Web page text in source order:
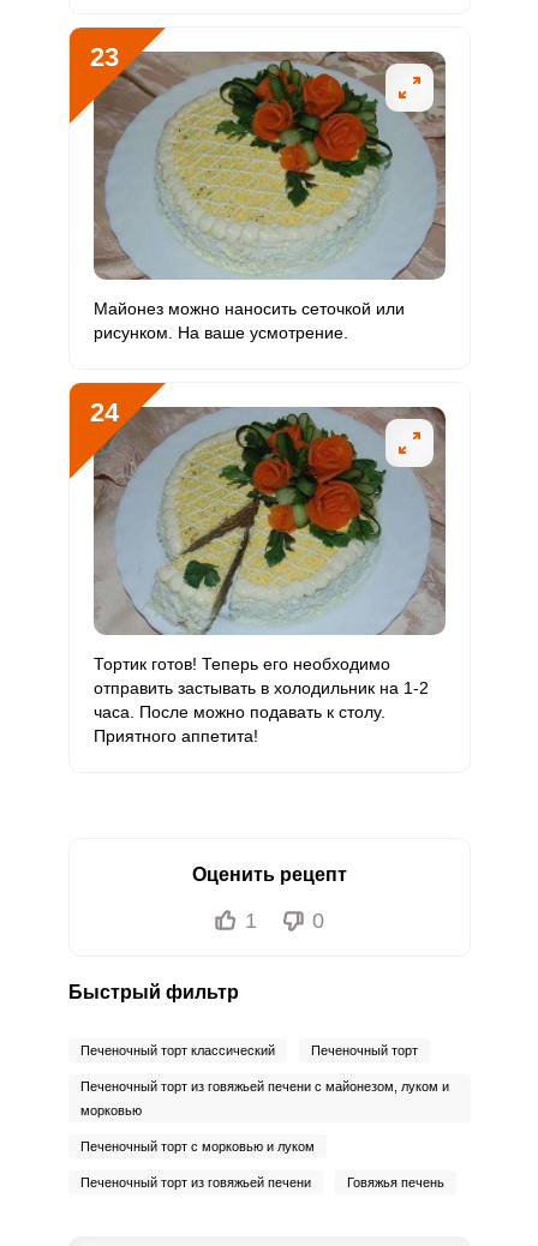
23
Майонез можно наносить сеточкой или
рисунком. На ваше усмотрение.
24
Тортик готов! Теперь его необходимо
отправить застывать в холодильник на 1-2
часа. После можно подавать к столу.
Приятного аппетита!
Оценить рецепт
1 0
Быстрый фильтр
Печеночный торт классический Печеночный торт
Печеночный торт из говяжьей печени с майонезом, луком и
морковью
Печеночный торт с морковью и луком
Печеночный торт из говяжьей печени Говяжья печень